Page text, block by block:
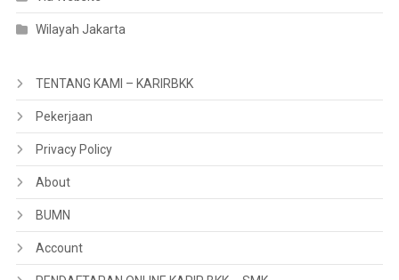
Wilayah Jakarta
TENTANG KAMI – KARIRBKK
Pekerjaan
Privacy Policy
About
BUMN
Account